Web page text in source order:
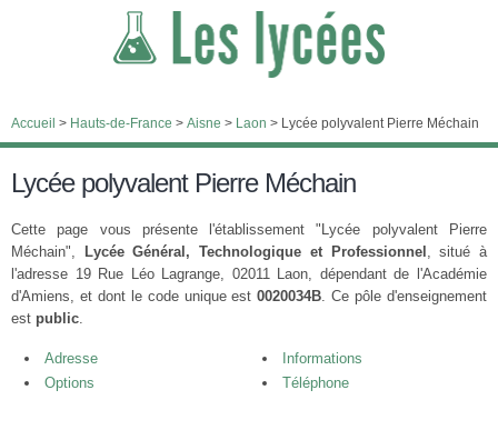
Accueil > Hauts-de-France > Aisne > Laon > Lycée polyvalent Pierre Méchain
Lycée polyvalent Pierre Méchain
Cette page vous présente l'établissement "Lycée polyvalent Pierre
Méchain",
Lycée Général, Technologique et Professionnel , situé à
l'adresse 19 Rue Léo Lagrange, 02011 Laon, dépendant de l'Académie
d'Amiens, et dont le code unique est0020034B. Ce pôle d'enseignement
est public.
Adresse
Informations
Options
Téléphone